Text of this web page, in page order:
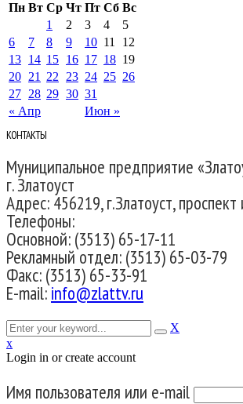
Пн Вт Ср Чт Пт Сб Вс
« Апр Июн »
1 2 3 4
5
6
7 8 9 10 11
12
13 14 15 16 17 18 19
20 21 22 23 24 25 26
27 28 29 30 31
КОНТАКТЫ
Муниципальное предприятие
г. Златоуст
Адрес: 456219, г.Златоуст,
Телефоны:
Основной: (3513) 65-17-11
Рекламный отдел: (3513) 65-03-79
Факс: (3513) 65-33-91
E-mail:info@zlattv.ru
X
x
Login in or create account
Имя пользователя или e-mail